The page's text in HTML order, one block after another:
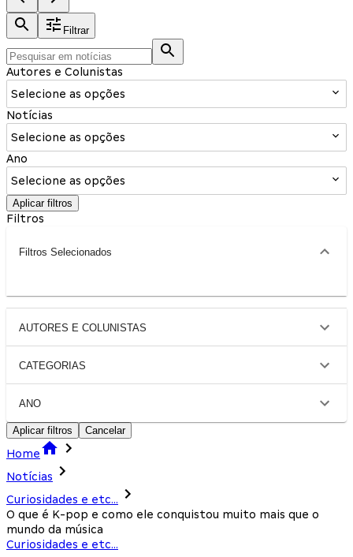
Filtrar
Autores e Colunistas
Selecione as opções
Notícias
Selecione as opções
Ano
Selecione as opções
Aplicar filtros
Filtros
Filtros Selecionados
AUTORES E COLUNISTAS
CATEGORIAS
ANO
Aplicar filtros Cancelar
Home
Notícias
Curiosidades e etc...
O que é K-pop e como ele conquistou muito mais que o
mundo da música
Curiosidades e etc...